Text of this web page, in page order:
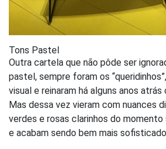
Tons Pastel
Outra cartela que não pôde ser
pastel, sempre foram os
visual e reinaram há alguns anos atrás
Mas dessa vez vieram com nuances
verdes e rosas clarinhos do
e acabam sendo bem mais